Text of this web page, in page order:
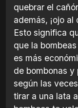
quebrar el
además, ¡ojo
Esto significa
que la
es más
de bombonas y
según las
tirar a una lata